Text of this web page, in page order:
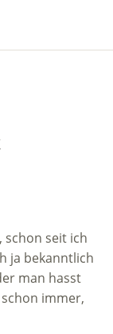
schon seit ich
ja bekanntlich
man hasst
immer,